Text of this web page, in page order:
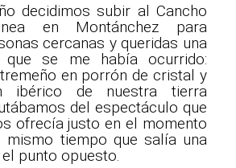
decidimos subir al Cancho
en Montánchez para
cercanas y queridas una
que se me había ocurrido:
en porrón de cristal y
ibérico de nuestra tierra
del espectáculo que
ofrecía justo en el momento
mismo tiempo que salía una
punto opuesto.